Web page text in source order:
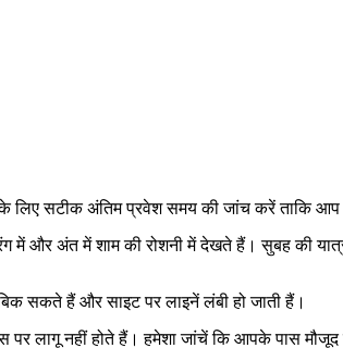
के लिए सटीक अंतिम प्रवेश समय की जांच करें ताकि
में और अंत में शाम की रोशनी में देखते हैं। सुबह की
सकते हैं और साइट पर लाइनें लंबी हो जाती हैं।
लागू नहीं होते हैं। हमेशा जांचें कि आपके पास मौजूद